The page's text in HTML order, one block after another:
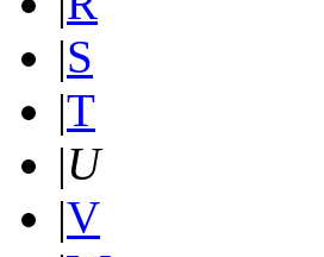
|S
|T
|U
|V